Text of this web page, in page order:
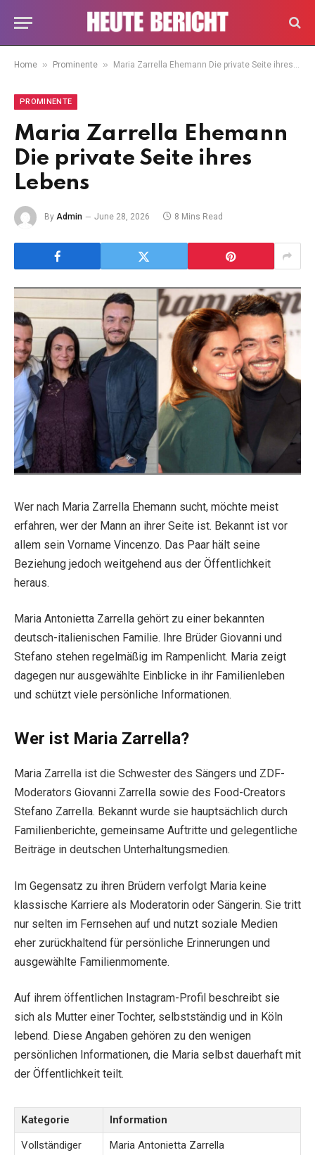
Home » Prominente » Maria Zarrella Ehemann Die private Seite ihres Lebens
PROMINENTE
Maria Zarrella Ehemann
Die private Seite ihres
Lebens
By Admin June 28, 2026 8 Mins Read
Wer nach Maria Zarrella Ehemann sucht, möchte meist
erfahren, wer der Mann an ihrer Seite ist. Bekannt ist vor
allem sein Vorname Vincenzo. Das Paar hält seine
Beziehung jedoch weitgehend aus der Öffentlichkeit
heraus.
Maria Antonietta Zarrella gehört zu einer bekannten
deutsch-italienischen Familie. Ihre Brüder Giovanni und
Stefano stehen regelmäßig im Rampenlicht. Maria zeigt
dagegen nur ausgewählte Einblicke in ihr Familienleben
und schützt viele persönliche Informationen.
Wer ist Maria Zarrella?
Maria Zarrella ist die Schwester des Sängers und ZDF-
Moderators Giovanni Zarrella sowie des Food-Creators
Stefano Zarrella. Bekannt wurde sie hauptsächlich durch
Familienberichte, gemeinsame Auftritte und gelegentliche
Beiträge in deutschen Unterhaltungsmedien.
Im Gegensatz zu ihren Brüdern verfolgt Maria keine
klassische Karriere als Moderatorin oder Sängerin. Sie tritt
nur selten im Fernsehen auf und nutzt soziale Medien
eher zurückhaltend für persönliche Erinnerungen und
ausgewählte Familienmomente.
Auf ihrem öffentlichen Instagram-Profil beschreibt sie
sich als Mutter einer Tochter, selbstständig und in Köln
lebend. Diese Angaben gehören zu den wenigen
persönlichen Informationen, die Maria selbst dauerhaft mit
der Öffentlichkeit teilt.
Kategorie
Information
Vollständiger
Maria Antonietta Zarrella